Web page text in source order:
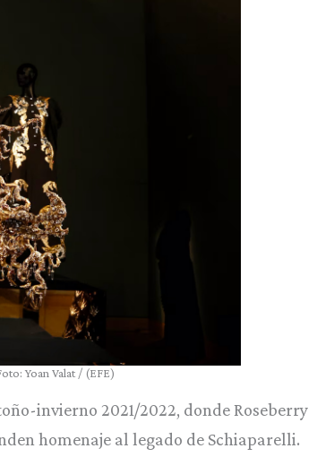
Yoan Valat / (EFE)
invierno 2021/2022, donde Roseberry
homenaje al legado de Schiaparelli.